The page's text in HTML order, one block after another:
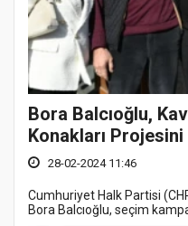
Bora Balcıoğlu,
Konakları Projesini
28-02-2024 11:46
Cumhuriyet Halk Partisi
Bora Balcıoğlu, seçim